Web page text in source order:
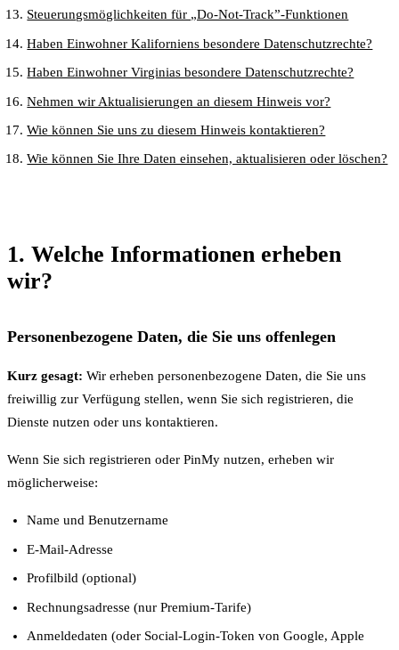
Steuerungsmöglichkeiten für „Do-Not-Track”-Funktionen
Haben Einwohner Kaliforniens besondere Datenschutzrechte?
Haben Einwohner Virginias besondere Datenschutzrechte?
Nehmen wir Aktualisierungen an diesem Hinweis vor?
Wie können Sie uns zu diesem Hinweis kontaktieren?
Wie können Sie Ihre Daten einsehen, aktualisieren oder löschen?
1. Welche Informationen erheben
wir?
Personenbezogene Daten, die Sie uns offenlegen
Kurz gesagt: Wir erheben personenbezogene Daten, die Sie uns
freiwillig zur Verfügung stellen, wenn Sie sich registrieren, die
Dienste nutzen oder uns kontaktieren.
Wenn Sie sich registrieren oder PinMy nutzen, erheben wir
möglicherweise:
Name und Benutzername
E-Mail-Adresse
Profilbild (optional)
Rechnungsadresse (nur Premium-Tarife)
Anmeldedaten (oder Social-Login-Token von Google, Apple